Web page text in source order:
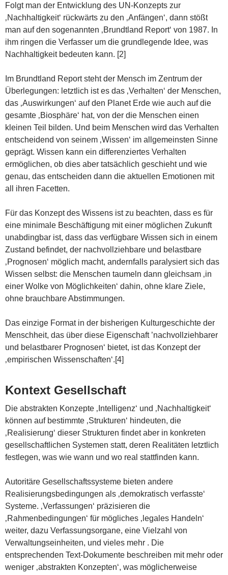
Folgt man der Entwicklung des UN-Konzepts zur
‚Nachhaltigkeit‘ rückwärts zu den ‚Anfängen‘, dann stößt
man auf den sogenannten ‚Brundtland Report‘ von 1987. In
ihm ringen die Verfasser um die grundlegende Idee, was
Nachhaltigkeit bedeuten kann. [2]
Im Brundtland Report steht der Mensch im Zentrum der
Überlegungen: letztlich ist es das ‚Verhalten‘ der Menschen,
das ‚Auswirkungen‘ auf den Planet Erde wie auch auf die
gesamte ‚Biosphäre‘ hat, von der die Menschen einen
kleinen Teil bilden. Und beim Menschen wird das Verhalten
entscheidend von seinem ‚Wissen‘ im allgemeinsten Sinne
geprägt. Wissen kann ein differenziertes Verhalten
ermöglichen, ob dies aber tatsächlich geschieht und wie
genau, das entscheiden dann die aktuellen Emotionen mit
all ihren Facetten.
Für das Konzept des Wissens ist zu beachten, dass es für
eine minimale Beschäftigung mit einer möglichen Zukunft
unabdingbar ist, dass das verfügbare Wissen sich in einem
Zustand befindet, der nachvollziehbare und belastbare
‚Prognosen‘ möglich macht, andernfalls paralysiert sich das
Wissen selbst: die Menschen taumeln dann gleichsam ‚in
einer Wolke von Möglichkeiten‘ dahin, ohne klare Ziele,
ohne brauchbare Abstimmungen.
Das einzige Format in der bisherigen Kulturgeschichte der
Menschheit, das über diese Eigenschaft ’nachvollziehbarer
und belastbarer Prognosen‘ bietet, ist das Konzept der
‚empirischen Wissenschaften‘.[4]
Kontext Gesellschaft
Die abstrakten Konzepte ‚Intelligenz‘ und ‚Nachhaltigkeit‘
können auf bestimmte ‚Strukturen‘ hindeuten, die
‚Realisierung‘ dieser Strukturen findet aber in konkreten
gesellschaftlichen Systemen statt, deren Realitäten letztlich
festlegen, was wie wann und wo real stattfinden kann.
Autoritäre Gesellschaftssysteme bieten andere
Realisierungsbedingungen als ‚demokratisch verfasste‘
Systeme. ‚Verfassungen‘ präzisieren die
‚Rahmenbedingungen‘ für mögliches ‚legales Handeln‘
weiter, dazu Verfassungsorgane, eine Vielzahl von
Verwaltungseinheiten, und vieles mehr . Die
entsprechenden Text-Dokumente beschreiben mit mehr oder
weniger ‚abstrakten Konzepten‘, was möglicherweise